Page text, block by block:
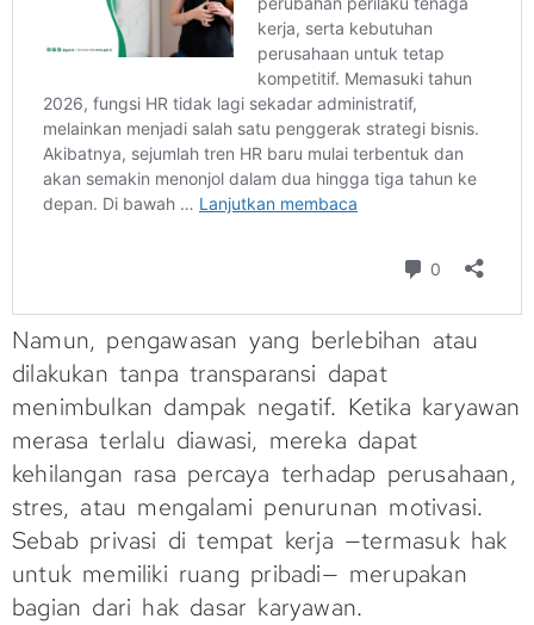
Namun, pengawasan yang berlebihan atau
dilakukan tanpa transparansi dapat
menimbulkan dampak negatif. Ketika karyawan
merasa terlalu diawasi, mereka dapat
kehilangan rasa percaya terhadap perusahaan,
stres, atau mengalami penurunan motivasi.
Sebab privasi di tempat kerja —termasuk hak
untuk memiliki ruang pribadi— merupakan
bagian dari hak dasar karyawan.